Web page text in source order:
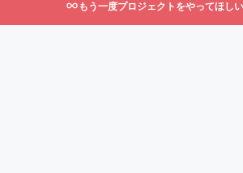
もう一度プロジェクトをやってほしい